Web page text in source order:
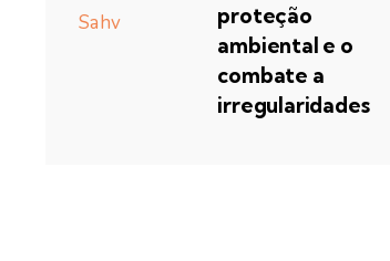
proteção
ambiental e o
combate a
irregularidades